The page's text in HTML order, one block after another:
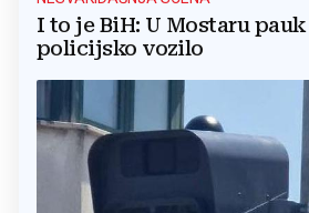
I to je BiH: U Mostaru
policijsko vozilo